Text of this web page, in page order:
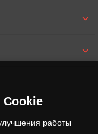
Cookie
работы